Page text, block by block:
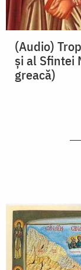
(Audio)
și al Sfintei
greacă)